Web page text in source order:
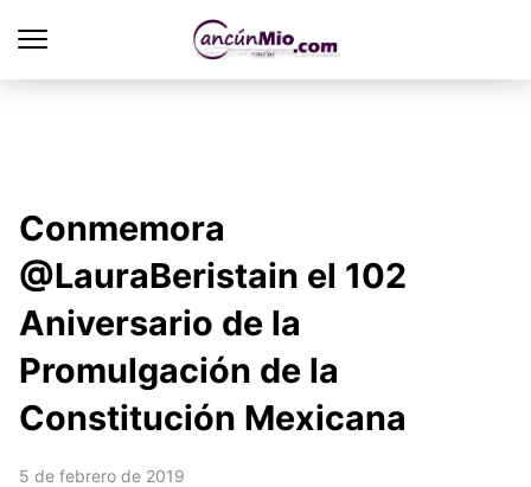
Conmemora
@LauraBeristain el 102
Aniversario de la
Promulgación de la
Constitución Mexicana
5 de febrero de 2019